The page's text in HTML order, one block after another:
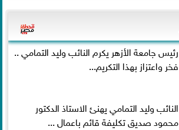
رئيس جامعة الأزهر يكرم النائب وليد التمامي ..
فخر واعتزاز بهذا التكريم...
النائب وليد التمامي يهنئ الاستاذ الدكتور
محمود صديق تكليفة قائم باعمال ...